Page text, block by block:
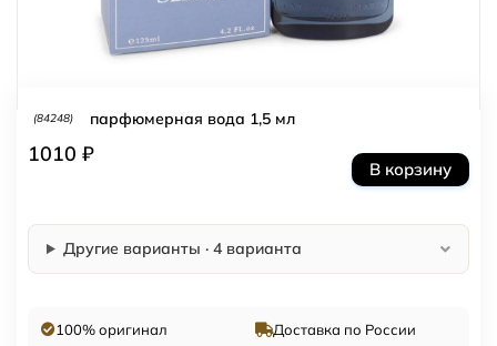
(84248) парфюмерная вода 1,5 мл
1010 ₽
В корзину
Другие варианты · 4 варианта
100% оригинал
Доставка по России